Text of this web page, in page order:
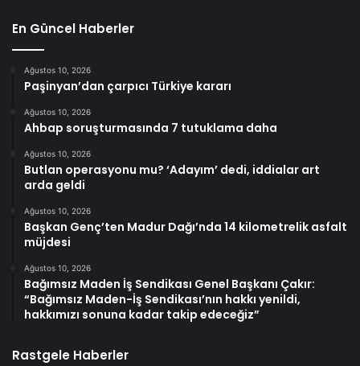
En Güncel Haberler
Ağustos 10, 2026
Paşinyan’dan çarpıcı Türkiye kararı
Ağustos 10, 2026
Ahbap soruşturmasında 7 tutuklama daha
Ağustos 10, 2026
Butlan operasyonu mu? ‘Adayım’ dedi, iddialar art
arda geldi
Ağustos 10, 2026
Başkan Genç’ten Madur Dağı’nda 14 kilometrelik asfalt
müjdesi
Ağustos 10, 2026
Bağımsız Maden İş Sendikası Genel Başkanı Çakır:
“Bağımsız Maden-İş Sendikası’nın hakkı yenildi,
hakkımızı sonuna kadar takip edeceğiz”
Rastgele Haberler